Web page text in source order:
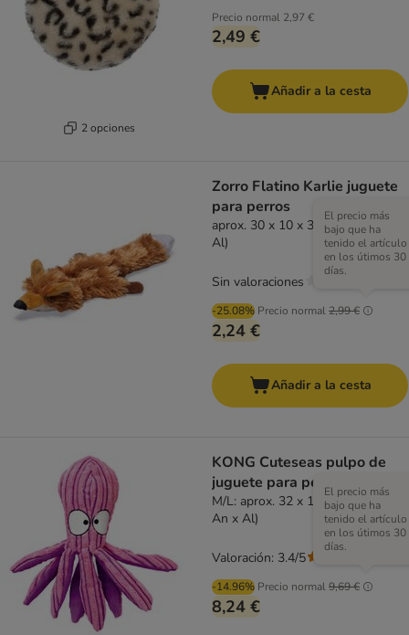
2 opciones
Precio normal 2,97 €
2,49 €
Añadir a la cesta
Zorro Flatino Karlie juguete
para perros
aprox. 30 x 10 x 3 cm (L x An x
Al)
-25.08% Precio normal2,99 €
El precio más
bajo que ha
tenido el artículo
en los útimos 30
días.
2,24 €
Sin valoraciones
Añadir a la cesta
KONG Cuteseas pulpo de
juguete para perros
M/L: aprox. 32 x 13 x 11 cm (L x
An x Al)
-14.96% Precio normal9,69 €
El precio más
bajo que ha
tenido el artículo
en los útimos 30
días.
8,24 €
Valoración: 3.4/5